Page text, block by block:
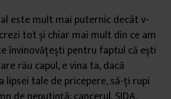
este mult mai puternic decât v-
tot și chiar mai mult din ce am
învinovățești pentru faptul că ești
rău capul, e vina ta, dacă
lipsei tale de pricepere, să-ți rupi